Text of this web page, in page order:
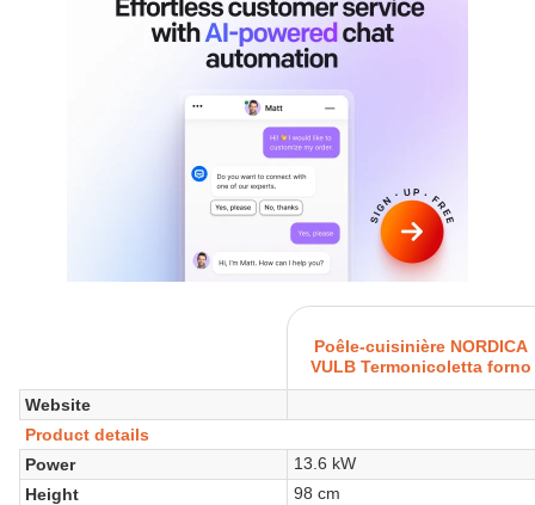
Poêle-cuisinière NORDICA
VULB Termonicoletta forno
Website
Product details
Power
13.6 kW
Height
98 cm